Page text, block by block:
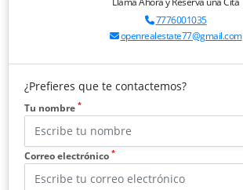
7776001035
openrealestate77@gmail.com
¿Prefieres que te contactemos?
Tu nombre *
Correo electrónico *